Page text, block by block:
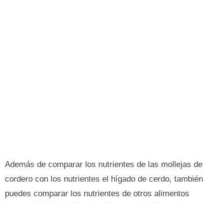
Además de comparar los nutrientes de las mollejas de
cordero con los nutrientes el hígado de cerdo, también
puedes comparar los nutrientes de otros alimentos